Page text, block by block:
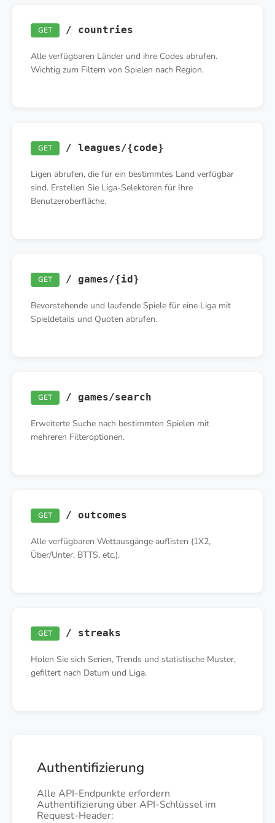
GET / countries
Alle verfügbaren Länder und ihre Codes abrufen.
Wichtig zum Filtern von Spielen nach Region.
GET / leagues/{code}
Ligen abrufen, die für ein bestimmtes Land verfügbar
sind. Erstellen Sie Liga-Selektoren für Ihre
Benutzeroberfläche.
GET / games/{id}
Bevorstehende und laufende Spiele für eine Liga mit
Spieldetails und Quoten abrufen.
GET / games/search
Erweiterte Suche nach bestimmten Spielen mit
mehreren Filteroptionen.
GET / outcomes
Alle verfügbaren Wettausgänge auflisten (1X2,
Über/Unter, BTTS, etc.).
GET / streaks
Holen Sie sich Serien, Trends und statistische Muster,
gefiltert nach Datum und Liga.
Authentifizierung
Alle API-Endpunkte erfordern
Authentifizierung über API-Schlüssel im
Request-Header: